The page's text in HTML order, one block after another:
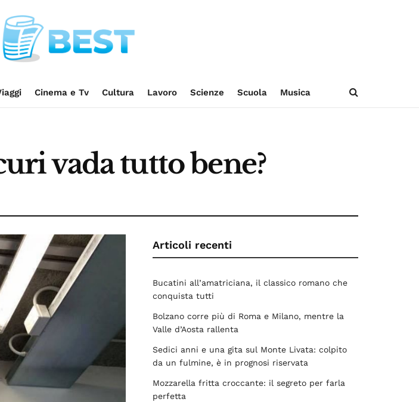
Cinema e Tv Cultura Lavoro Scienze Scuola Musica
vada tutto bene?
Articoli recenti
Bucatini all’amatriciana, il classico romano che
conquista tutti
Bolzano corre più di Roma e Milano, mentre la
Valle d’Aosta rallenta
Sedici anni e una gita sul Monte Livata: colpito
da un fulmine, è in prognosi riservata
Mozzarella fritta croccante: il segreto per farla
perfetta